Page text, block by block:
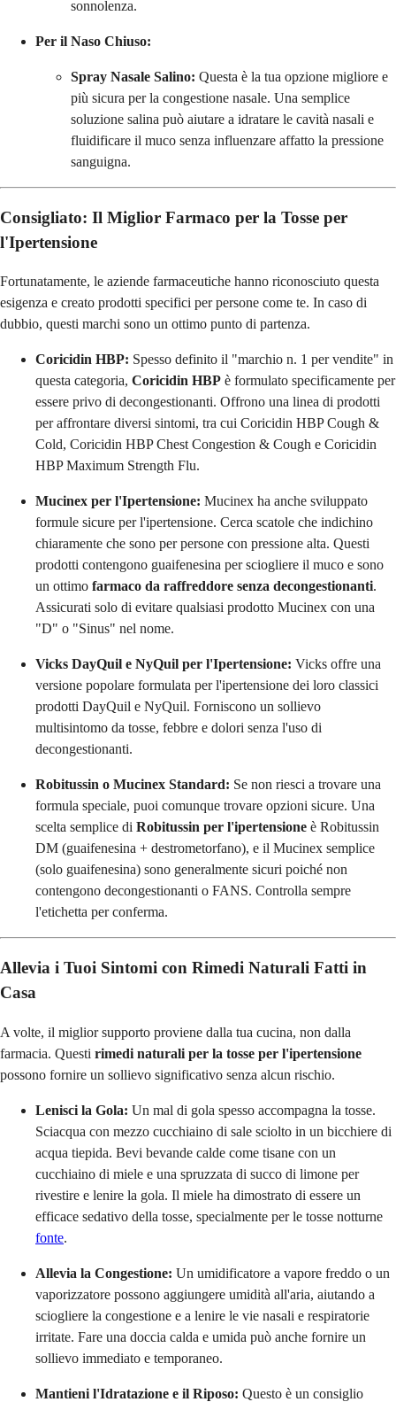
sonnolenza.
Per il Naso Chiuso:
Spray Nasale Salino: Questa è la tua opzione migliore e
più sicura per la congestione nasale. Una semplice
soluzione salina può aiutare a idratare le cavità nasali e
fluidificare il muco senza influenzare affatto la pressione
sanguigna.
Consigliato: Il Miglior Farmaco per la Tosse per
l'Ipertensione
Fortunatamente, le aziende farmaceutiche hanno riconosciuto questa
esigenza e creato prodotti specifici per persone come te. In caso di
dubbio, questi marchi sono un ottimo punto di partenza.
Coricidin HBP: Spesso definito il "marchio n. 1 per vendite" in
questa categoria, Coricidin HBP è formulato specificamente per
essere privo di decongestionanti. Offrono una linea di prodotti
per affrontare diversi sintomi, tra cui Coricidin HBP Cough &
Cold, Coricidin HBP Chest Congestion & Cough e Coricidin
HBP Maximum Strength Flu.
Mucinex per l'Ipertensione: Mucinex ha anche sviluppato
formule sicure per l'ipertensione. Cerca scatole che indichino
chiaramente che sono per persone con pressione alta. Questi
prodotti contengono guaifenesina per sciogliere il muco e sono
un ottimo farmaco da raffreddore senza decongestionanti.
Assicurati solo di evitare qualsiasi prodotto Mucinex con una
"D" o "Sinus" nel nome.
Vicks DayQuil e NyQuil per l'Ipertensione: Vicks offre una
versione popolare formulata per l'ipertensione dei loro classici
prodotti DayQuil e NyQuil. Forniscono un sollievo
multisintomo da tosse, febbre e dolori senza l'uso di
decongestionanti.
Robitussin o Mucinex Standard: Se non riesci a trovare una
formula speciale, puoi comunque trovare opzioni sicure. Una
scelta semplice di Robitussin per l'ipertensione è Robitussin
DM (guaifenesina + destrometorfano), e il Mucinex semplice
(solo guaifenesina) sono generalmente sicuri poiché non
contengono decongestionanti o FANS. Controlla sempre
l'etichetta per conferma.
Allevia i Tuoi Sintomi con Rimedi Naturali Fatti in
Casa
A volte, il miglior supporto proviene dalla tua cucina, non dalla
farmacia. Questi rimedi naturali per la tosse per l'ipertensione
possono fornire un sollievo significativo senza alcun rischio.
Lenisci la Gola: Un mal di gola spesso accompagna la tosse.
Sciacqua con mezzo cucchiaino di sale sciolto in un bicchiere di
acqua tiepida. Bevi bevande calde come tisane con un
cucchiaino di miele e una spruzzata di succo di limone per
rivestire e lenire la gola. Il miele ha dimostrato di essere un
efficace sedativo della tosse, specialmente per le tosse notturne
fonte.
Allevia la Congestione: Un umidificatore a vapore freddo o un
vaporizzatore possono aggiungere umidità all'aria, aiutando a
sciogliere la congestione e a lenire le vie nasali e respiratorie
irritate. Fare una doccia calda e umida può anche fornire un
sollievo immediato e temporaneo.
Mantieni l'Idratazione e il Riposo: Questo è un consiglio